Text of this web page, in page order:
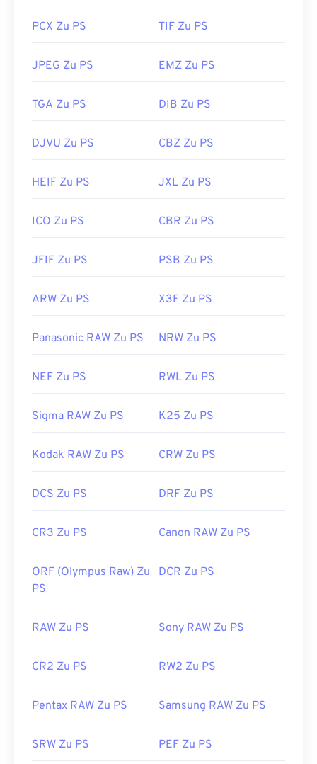
PCX Zu PS TIF Zu PS
JPEG Zu PS EMZ Zu PS
TGA Zu PS DIB Zu PS
DJVU Zu PS CBZ Zu PS
HEIF Zu PS JXL Zu PS
ICO Zu PS CBR Zu PS
JFIF Zu PS PSB Zu PS
ARW Zu PS X3F Zu PS
Panasonic RAW Zu PS NRW Zu PS
NEF Zu PS RWL Zu PS
Sigma RAW Zu PS K25 Zu PS
Kodak RAW Zu PS CRW Zu PS
DCS Zu PS DRF Zu PS
CR3 Zu PS Canon RAW Zu PS
ORF (Olympus Raw) Zu
PS
DCR Zu PS
RAW Zu PS Sony RAW Zu PS
CR2 Zu PS RW2 Zu PS
Pentax RAW Zu PS Samsung RAW Zu PS
SRW Zu PS PEF Zu PS